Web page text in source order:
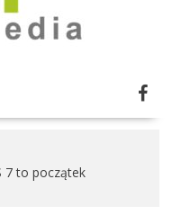
7 to początek